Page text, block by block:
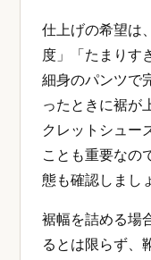
仕上げの希望は
度」「たまりす
細身のパンツで
ったときに裾が
クレットシュー
ことも重要なの
態も確認しまし
裾幅を詰める場
るとは限らず、